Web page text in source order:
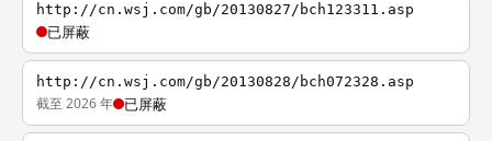
http://cn.wsj.com/gb/20130827/bch123311.asp
已屏蔽
http://cn.wsj.com/gb/20130828/bch072328.asp
截至 2026 年 已屏蔽